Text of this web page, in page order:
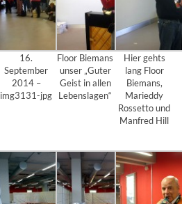
16.
September
2014 –
img3131-jpg
Floor Biemans
unser „Guter
Geist in allen
Lebenslagen“
Hier gehts
lang Floor
Biemans,
Marieddy
Rossetto und
Manfred Hill